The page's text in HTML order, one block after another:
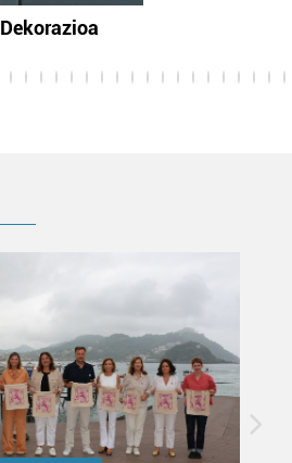
Dekorazioa